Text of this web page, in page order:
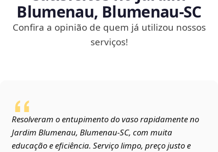
Blumenau, Blumenau‑SC
Confira a opinião de quem já utilizou nossos
serviços!
Resolveram o entupimento do vaso rapidamente no
Jardim Blumenau, Blumenau‑SC, com muita
educação e eficiência. Serviço limpo, preço justo e